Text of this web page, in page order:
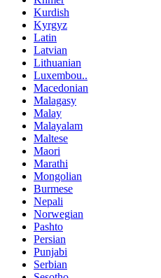
Kurdish
Kyrgyz
Latin
Latvian
Lithuanian
Luxembou..
Macedonian
Malagasy
Malay
Malayalam
Maltese
Maori
Marathi
Mongolian
Burmese
Nepali
Norwegian
Pashto
Persian
Punjabi
Serbian